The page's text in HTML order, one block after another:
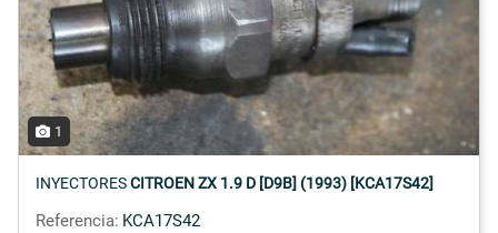
1
INYECTORESCITROEN ZX 1.9 D [D9B] (1993) [KCA17S42]
Referencia: KCA17S42